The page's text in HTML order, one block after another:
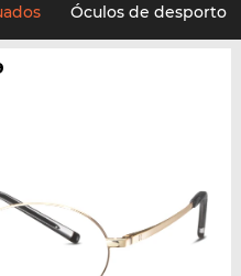
Óculos de desporto